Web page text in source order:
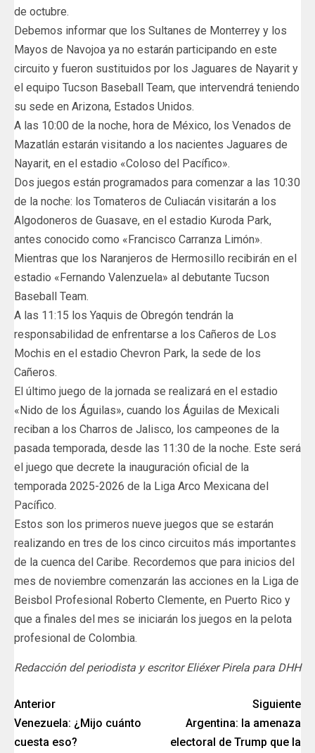
de octubre.
Debemos informar que los Sultanes de Monterrey y los
Mayos de Navojoa ya no estarán participando en este
circuito y fueron sustituidos por los Jaguares de Nayarit y
el equipo Tucson Baseball Team, que intervendrá teniendo
su sede en Arizona, Estados Unidos.
A las 10:00 de la noche, hora de México, los Venados de
Mazatlán estarán visitando a los nacientes Jaguares de
Nayarit, en el estadio «Coloso del Pacífico».
Dos juegos están programados para comenzar a las 10:30
de la noche: los Tomateros de Culiacán visitarán a los
Algodoneros de Guasave, en el estadio Kuroda Park,
antes conocido como «Francisco Carranza Limón».
Mientras que los Naranjeros de Hermosillo recibirán en el
estadio «Fernando Valenzuela» al debutante Tucson
Baseball Team.
A las 11:15 los Yaquis de Obregón tendrán la
responsabilidad de enfrentarse a los Cañeros de Los
Mochis en el estadio Chevron Park, la sede de los
Cañeros.
El último juego de la jornada se realizará en el estadio
«Nido de los Águilas», cuando los Águilas de Mexicali
reciban a los Charros de Jalisco, los campeones de la
pasada temporada, desde las 11:30 de la noche. Este será
el juego que decrete la inauguración oficial de la
temporada 2025-2026 de la Liga Arco Mexicana del
Pacífico.
Estos son los primeros nueve juegos que se estarán
realizando en tres de los cinco circuitos más importantes
de la cuenca del Caribe. Recordemos que para inicios del
mes de noviembre comenzarán las acciones en la Liga de
Beisbol Profesional Roberto Clemente, en Puerto Rico y
que a finales del mes se iniciarán los juegos en la pelota
profesional de Colombia.
Redacción del periodista y escritor Eliéxer Pirela para DHH
Anterior
Venezuela: ¿Mijo cuánto
cuesta eso?
Siguiente
Argentina: la amenaza
electoral de Trump que la